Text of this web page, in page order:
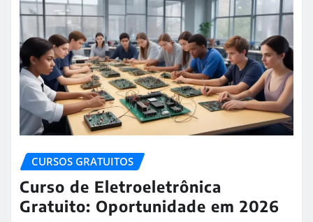
CURSOS GRATUITOS
Curso de Eletroeletrônica
Gratuito: Oportunidade em 2026